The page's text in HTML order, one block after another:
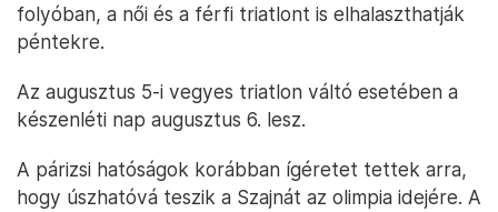
folyóban, a női és a férfi triatlont is elhalaszthatják
péntekre.
Az augusztus 5-i vegyes triatlon váltó esetében a
készenléti nap augusztus 6. lesz.
A párizsi hatóságok korábban ígéretet tettek arra,
hogy úszhatóvá teszik a Szajnát az olimpia idejére. A